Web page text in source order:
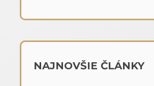
NAJNOVŠIE ČLÁNKY